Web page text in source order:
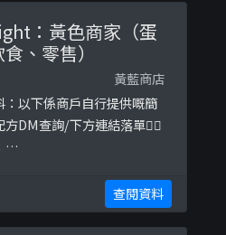
：黃色商家（蛋
、零售）
黃藍商店
以下係商戶自行提供嘅簡
DM查詢/下方連結落單👇🏻
p/CNnQ1hfDFmq/
查閱資料